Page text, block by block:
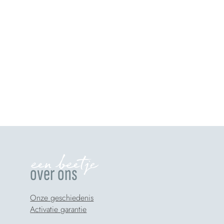
een beetje
over ons
Onze geschiedenis
Activatie garantie